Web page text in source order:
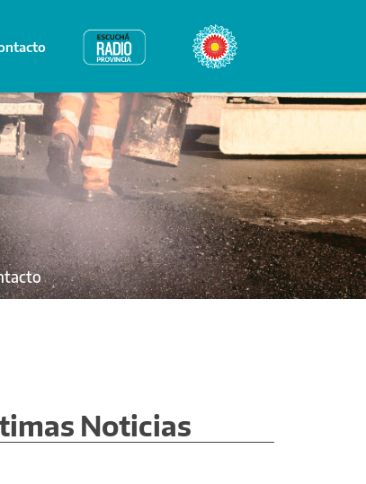
Radio Provincia Bicentenario
Noticias